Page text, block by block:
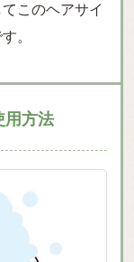
このヘアサイ
。
用方法